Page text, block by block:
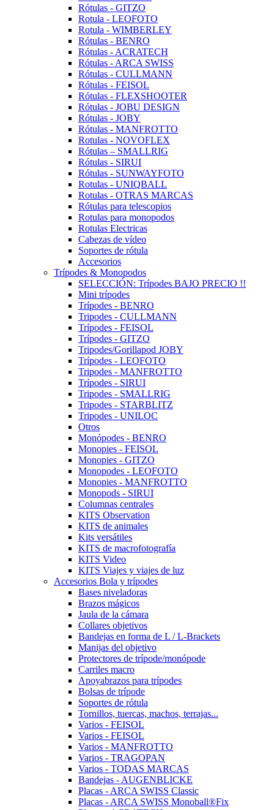
Rótulas - GITZO
Rotula - LEOFOTO
Rotula - WIMBERLEY
Rótulas - BENRO
Rótulas - ACRATECH
Rótulas - ARCA SWISS
Rótulas - CULLMANN
Rótulas - FEISOL
Rótulas - FLEXSHOOTER
Rótulas - JOBU DESIGN
Rótulas - JOBY
Rótulas - MANFROTTO
Rotulas - NOVOFLEX
Rótulas – SMALLRIG
Rótulas - SIRUI
Rótulas - SUNWAYFOTO
Rotulas - UNIQBALL
Rotulas - OTRAS MARCAS
Rótulas para telescopios
Rotulas para monopodos
Rotulas Electricas
Cabezas de vídeo
Soportes de rótula
Accesorios
Trípodes & Monopodos
SELECCIÓN: Trípodes BAJO PRECIO !!
Mini trípodes
Trípodes - BENRO
Tripodes - CULLMANN
Trípodes - FEISOL
Trípodes - GITZO
Tripodes/Gorillapod JOBY
Trípodes - LEOFOTO
Tripodes - MANFROTTO
Trípodes - SIRUI
Tripodes - SMALLRIG
Tripodes - STARBLITZ
Tripodes - UNILOC
Otros
Monópodes - BENRO
Monopies - FEISOL
Monopies - GITZO
Monopodes - LEOFOTO
Monopies - MANFROTTO
Monopods - SIRUI
Columnas centrales
KITS Observation
KITS de animales
Kits versátiles
KITS de macrofotografía
KITS Video
KITS Viajes y viajes de luz
Accesorios Bola y trípodes
Bases niveladoras
Brazos mágicos
Jaula de la cámara
Collares objetivos
Bandejas en forma de L / L-Brackets
Manijas del objetivo
Protectores de trípode/monópode
Carriles macro
Apoyabrazos para trípodes
Bolsas de trípode
Soportes de rótula
Tornillos, tuercas, machos, terrajas...
Varios - FEISOL
Varios - FEISOL
Varios - MANFROTTO
Varios - TRAGOPAN
Varios - TODAS MARCAS
Bandejas - AUGENBLICKE
Placas - ARCA SWISS Classic
Placas - ARCA SWISS Monoball®Fix